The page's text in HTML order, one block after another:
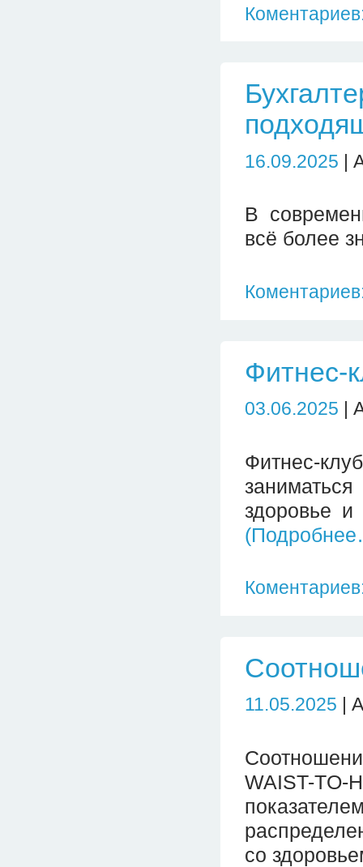
16.09.2025 |
В
всё более
Фитнес-
03.06.2025 |
Фитнес-
здоровье
11.05.2025 |
WAIST-
со